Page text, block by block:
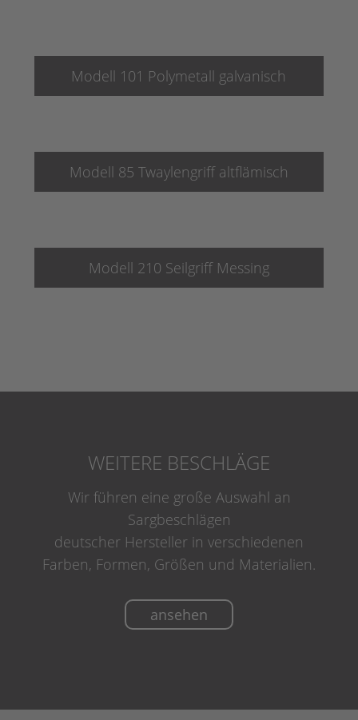
Modell 101 Polymetall galvanisch
Modell 85 Twaylengriff altflämisch
Modell 210 Seilgriff Messing
WEITERE BESCHLÄGE
Wir führen eine große Auswahl an
Sargbeschlägen
deutscher Hersteller in verschiedenen
Farben, Formen, Größen und Materialien.
ansehen